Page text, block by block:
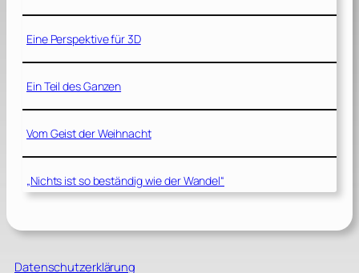
Eine Perspektive für 3D
Ein Teil des Ganzen
Vom Geist der Weihnacht
„Nichts ist so beständig wie der Wandel“
Datenschutzerklärung